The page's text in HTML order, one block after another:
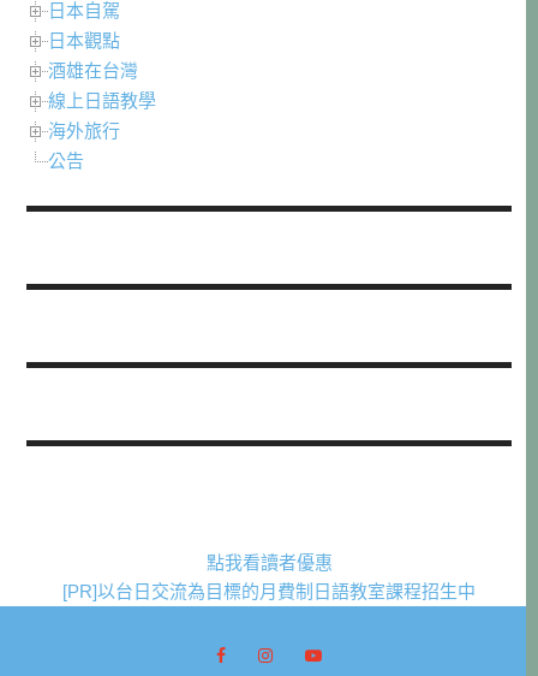
日本自駕
日本觀點
酒雄在台灣
線上日語教學
海外旅行
公告
點我看讀者優惠
[PR]以台日交流為目標的月費制日語教室課程招生中